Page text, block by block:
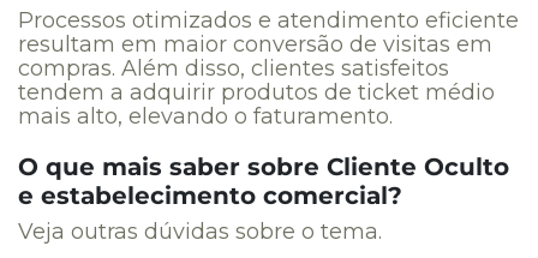
Processos otimizados e atendimento eficiente
resultam em maior conversão de visitas em
compras. Além disso, clientes satisfeitos
tendem a adquirir produtos de ticket médio
mais alto, elevando o faturamento.
O que mais saber sobre Cliente Oculto
e estabelecimento comercial?
Veja outras dúvidas sobre o tema.